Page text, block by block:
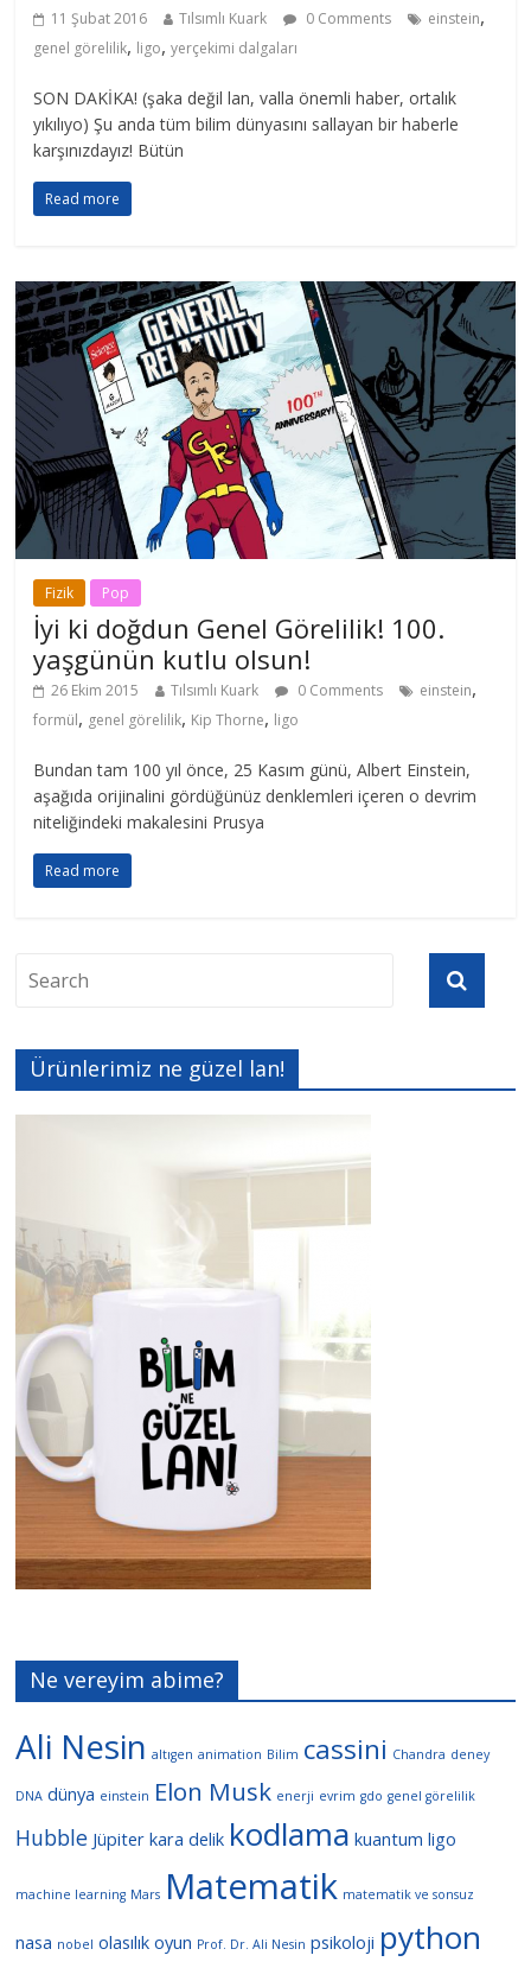
11 Şubat 2016 Tılsımlı Kuark 0 Comments einstein,
genel görelilik, ligo,yerçekimi dalgaları
SON DAKİKA! (şaka değil lan, valla önemli haber, ortalık
yıkılıyo) Şu anda tüm bilim dünyasını sallayan bir haberle
karşınızdayız! Bütün
Read more
Fizik Pop
İyi ki doğdun Genel Görelilik! 100.
yaşgünün kutlu olsun!
26 Ekim 2015 Tılsımlı Kuark 0 Comments einstein,
formül, genel görelilik, Kip Thorne, ligo
Bundan tam 100 yıl önce, 25 Kasım günü, Albert Einstein,
aşağıda orijinalini gördüğünüz denklemleri içeren o devrim
niteliğindeki makalesini Prusya
Read more
Ürünlerimiz ne güzel lan!
Ne vereyim abime?
Ali Nesin altıgen animation Bilim cassini Chandra deney
DNA dünya einstein Elon Musk enerji evrim gdo genel görelilik
Hubble Jüpiter kara delik kodlama kuantum ligo
machine learning Mars Matematik matematik ve sonsuz
nasa nobel olasılık oyun Prof. Dr. Ali Nesin psikoloji python